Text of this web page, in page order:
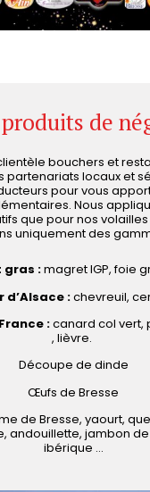
de
bouchers et
partenariats locaux et
pour vous
Nous
que pour nos
uniquement des
gras :magret IGP, foie
d’Alsace :chevreuil,
:canard col vert,
, lièvre.
Découpe de dinde
Œufs de Bresse
de Bresse, yaourt,
andouillette, jambon
ibérique …